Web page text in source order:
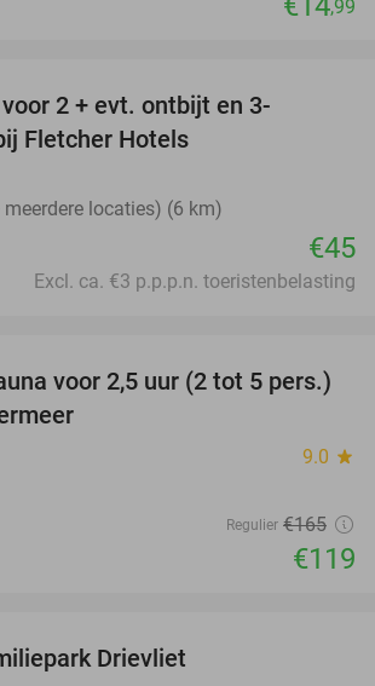
,99
2 + evt. ontbijt en 3-
Fletcher Hotels
locaties) (6 km)
€45
Excl. ca. €3 p.p.p.n. toeristenbelasting
28%
voor 2,5 uur (2 tot 5 pers.)
9.0 star
Regulier €165
€119
Drievliet